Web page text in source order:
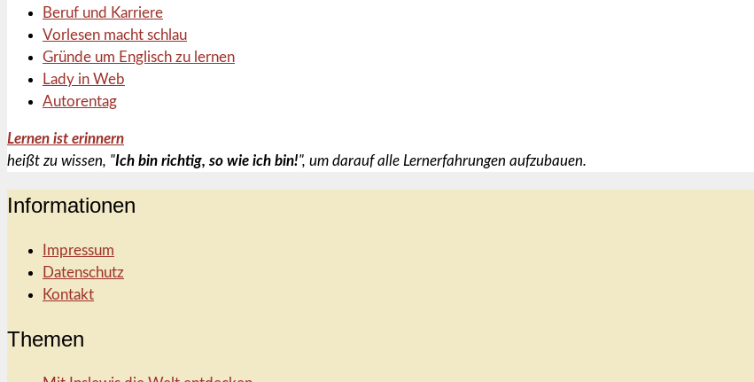
Beruf und Karriere
Vorlesen macht schlau
Gründe um Englisch zu lernen
Lady in Web
Autorentag
Lernen ist erinnern
heißt zu wissen, "Ich bin richtig, so wie ich bin!", um darauf alle Lernerfahrungen aufzubauen.
Informationen
Impressum
Datenschutz
Kontakt
Themen